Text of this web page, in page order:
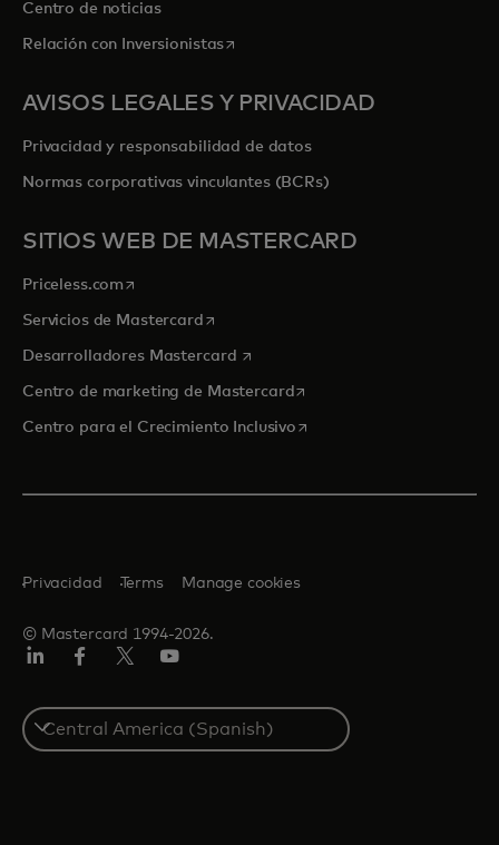
Centro de noticias
Relación con Inversionistasse abre en una pestaña nueva
AVISOS LEGALES Y PRIVACIDAD
Privacidad y responsabilidad de datos
Normas corporativas vinculantes (BCRs)
SITIOS WEB DE MASTERCARD
Priceless.com se abre en una pestaña nueva
Servicios de Mastercardse abre en una pestaña nueva
Desarrolladores Mastercard se abre en una pestaña nueva
Centro de marketing de Mastercardse abre en una pestaña
Centro para el Crecimiento Inclusivose abre en una pestaña
© Mastercard 1994-2026.
Privacidad Terms Manage cookies
Select
a
country